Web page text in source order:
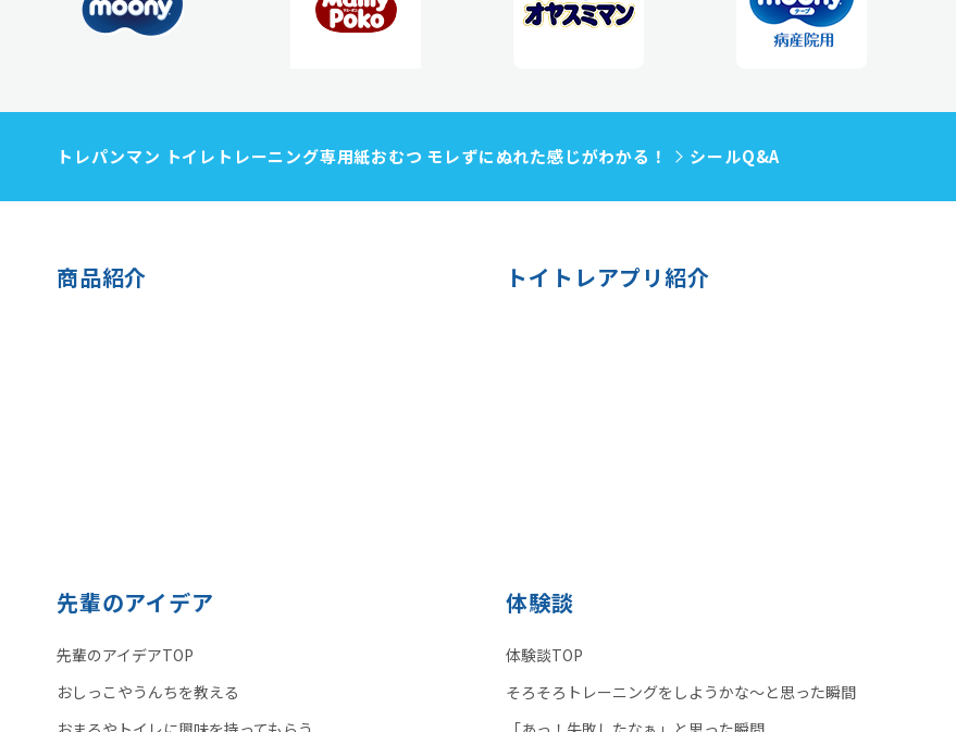
トレパンマン トイレトレーニング専用紙おむつ モレずにぬれた感じがわかる！ シールQ&A
商品紹介 トイトレアプリ紹介
先輩のアイデア
先輩のアイデアTOP
おしっこやうんちを教える
体験談
体験談TOP
そろそろトレーニングをしようかな〜と思った瞬間